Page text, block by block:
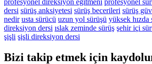
dersi sürüş anksiyetesi sürüş becerileri sürüş
nedir usta sürücü uzun yol sürüşü yüksek hızda
direksiyon dersi ıslak zeminde sürüş şehir içi
şişli şişli direksiyon dersi
Bizi takip etmek için